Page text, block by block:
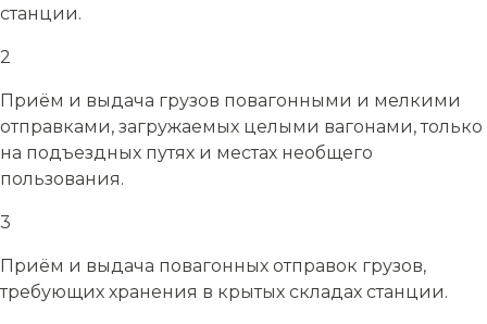
станции.
2
Приём и выдача грузов повагонными и мелкими
отправками, загружаемых целыми вагонами, только
на подъездных путях и местах необщего
пользования.
3
Приём и выдача повагонных отправок грузов,
требующих хранения в крытых складах станции.